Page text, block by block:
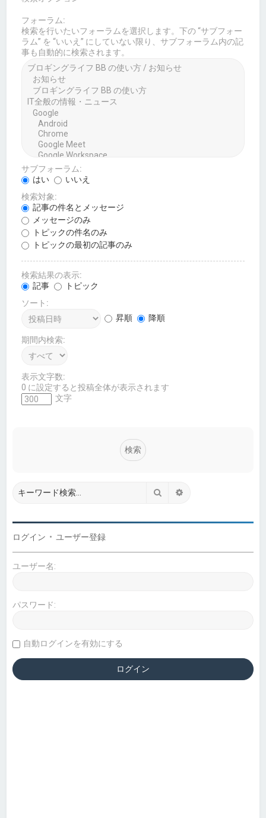
フォーラム:
検索を行いたいフォーラムを選択します。下の “サブフォー
ラム” を “いいえ” にしていない限り、サブフォーラム内の記
事も自動的に検索されます。
サブフォーラム:
はい
いいえ
検索対象:
記事の件名とメッセージ
メッセージのみ
トピックの件名のみ
トピックの最初の記事のみ
検索結果の表示:
記事
トピック
ソート:
昇順
降順
期間内検索:
表示文字数:
0 に設定すると投稿全体が表示されます
文字
検索
ログイン • ユーザー登録
ユーザー名:
パスワード:
自動ログインを有効にする